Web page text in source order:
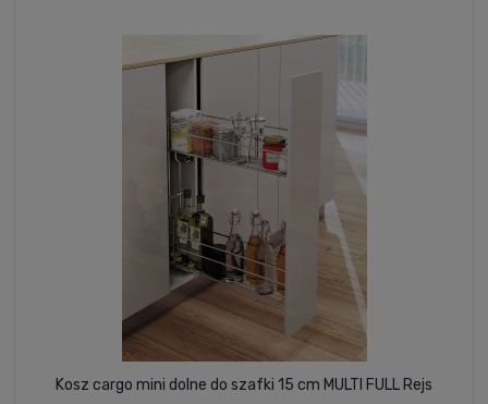
Kosz cargo mini dolne do szafki 15 cm MULTI FULL Rejs